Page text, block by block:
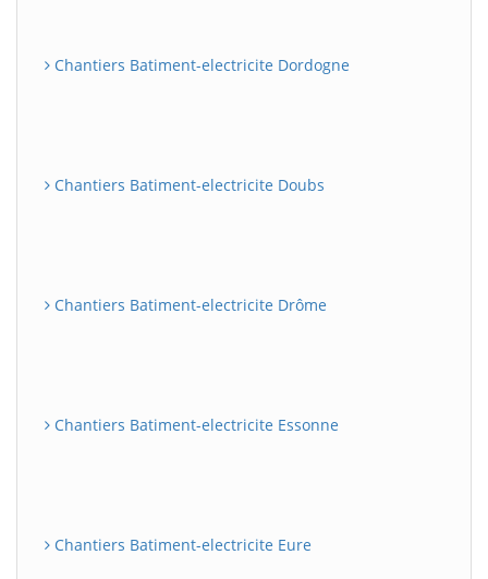
Chantiers Batiment-electricite Dordogne
Chantiers Batiment-electricite Doubs
Chantiers Batiment-electricite Drôme
Chantiers Batiment-electricite Essonne
Chantiers Batiment-electricite Eure